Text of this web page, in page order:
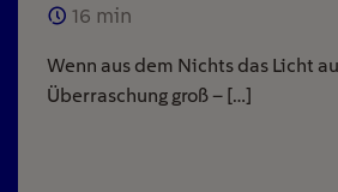
16 min
Wenn aus dem Nichts das Licht
Überraschung groß – […]